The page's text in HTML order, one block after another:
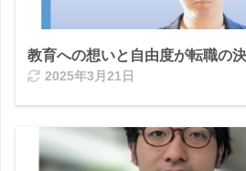
教育への想いと自由度が転職の
2025年3月21日